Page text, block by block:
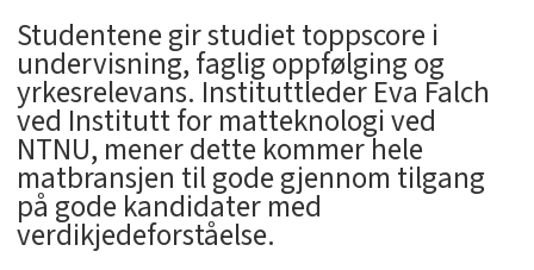
Studentene gir studiet toppscore i
undervisning, faglig oppfølging og
yrkesrelevans. Instituttleder Eva Falch
ved Institutt for matteknologi ved
NTNU, mener dette kommer hele
matbransjen til gode gjennom tilgang
på gode kandidater med
verdikjedeforståelse.